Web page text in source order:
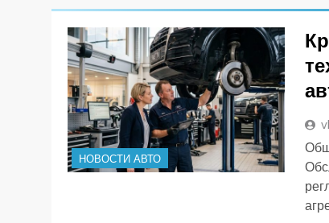
НОВОСТИ АВТО